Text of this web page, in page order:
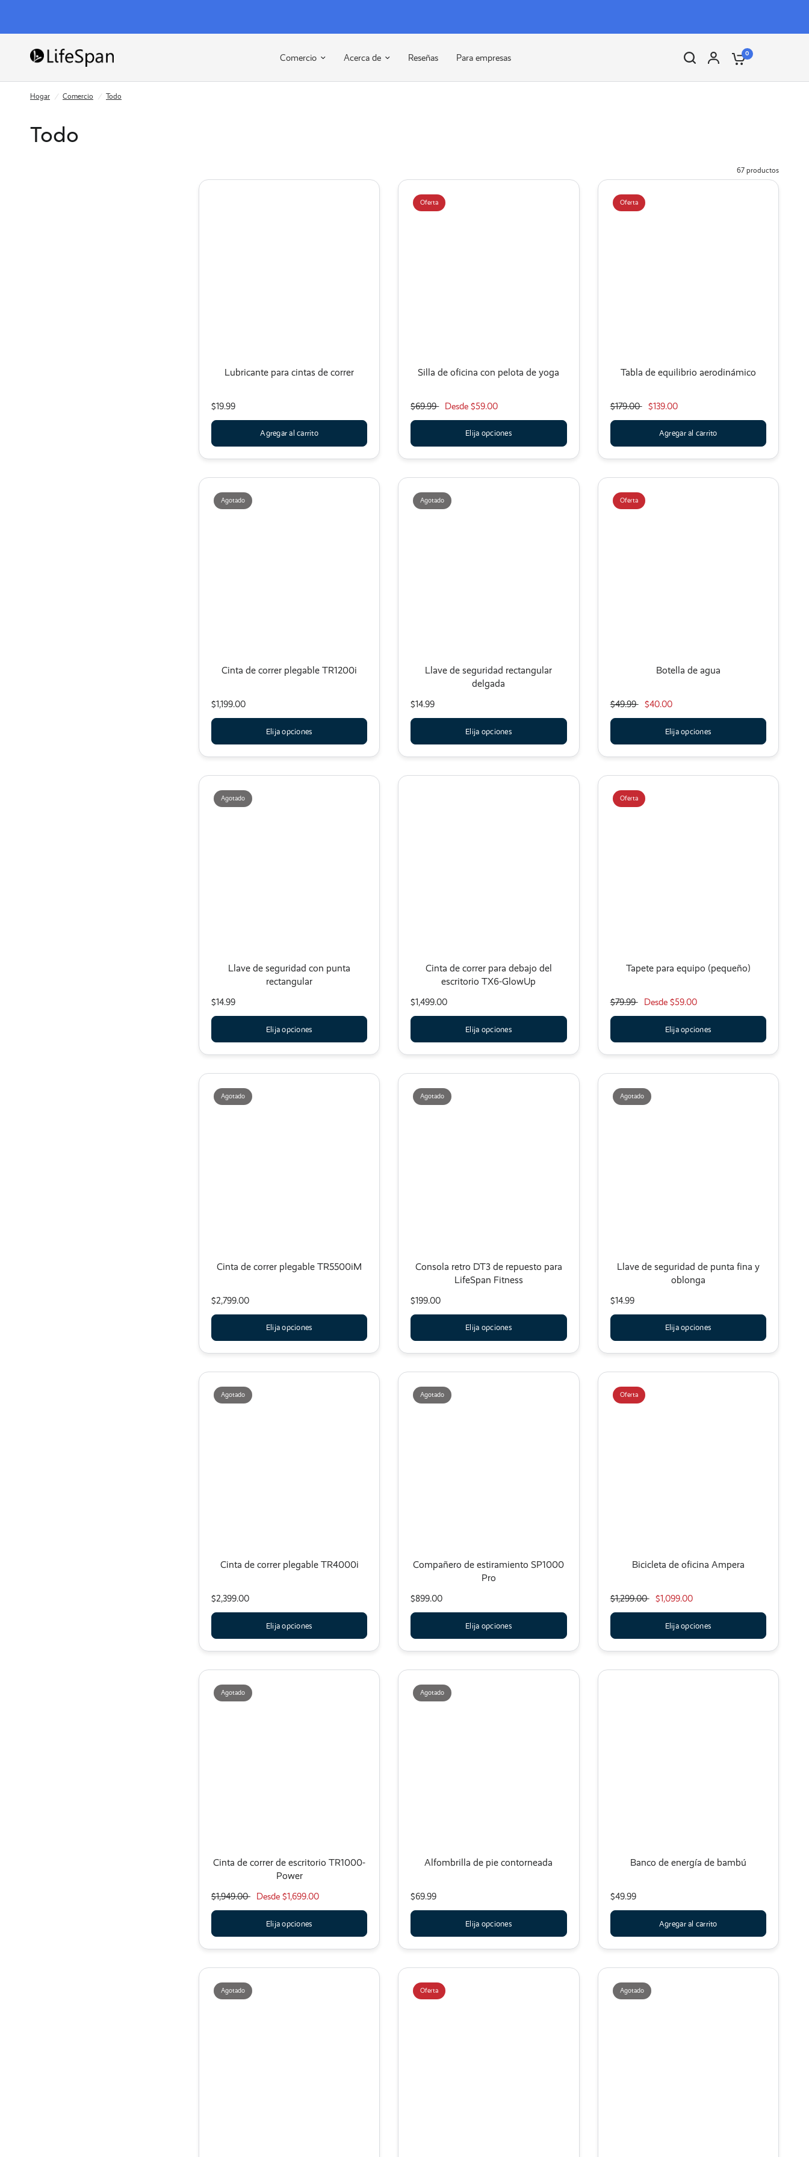
Comercio Acerca de Reseñas Para empresas 0
Hogar / Comercio / Todo
Todo
67 productos
Lubricante para cintas de correr
$19.99
Agregar al carrito
Oferta
Silla de oficina con pelota de yoga
$69.99 Desde $59.00
Elija opciones
Oferta
Tabla de equilibrio aerodinámico
$179.00 $139.00
Agregar al carrito
Agotado
Cinta de correr plegable TR1200i
$1,199.00
Elija opciones
Agotado
Llave de seguridad rectangular
delgada
$14.99
Elija opciones
Oferta
Botella de agua
$49.99 $40.00
Elija opciones
Agotado
Llave de seguridad con punta
rectangular
$14.99
Elija opciones
Cinta de correr para debajo del
escritorio TX6-GlowUp
$1,499.00
Elija opciones
Oferta
Tapete para equipo (pequeño)
$79.99 Desde$59.00
Elija opciones
Agotado
Cinta de correr plegable TR5500iM
$2,799.00
Elija opciones
Agotado
Consola retro DT3 de repuesto para
LifeSpan Fitness
$199.00
Elija opciones
Agotado
Llave de seguridad de punta fina y
oblonga
$14.99
Elija opciones
Agotado
Cinta de correr plegable TR4000i
$2,399.00
Elija opciones
Agotado
Compañero de estiramiento SP1000
Pro
$899.00
Elija opciones
Oferta
Bicicleta de oficina Ampera
$1,299.00 $1,099.00
Elija opciones
Agotado
Cinta de correr de escritorio TR1000-
Power
$1,949.00 Desde $1,699.00
Elija opciones
Agotado
Alfombrilla de pie contorneada
$69.99
Elija opciones
Banco de energía de bambú
$49.99
Agregar al carrito
Agotado Oferta Agotado